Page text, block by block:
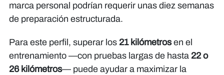
marca personal podrían requerir unas diez semanas
de preparación estructurada.
Para este perfil, superar los 21 kilómetrosen el
entrenamiento —con pruebas largas de hasta 22 o
26 kilómetros— puede ayudar a maximizar la